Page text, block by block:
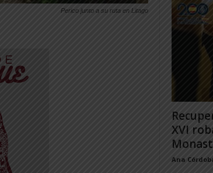
Perico junto a su ruta en Litago
XVI
Ana